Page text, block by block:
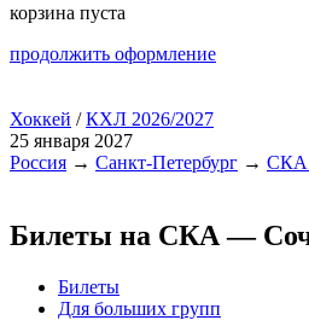
корзина пуста
продолжить оформление
Хоккей /КХЛ 2026/2027
25 января 2027
Россия → Санкт-Петербург → СКА
Билеты на СКА —
Билеты
Для больших групп